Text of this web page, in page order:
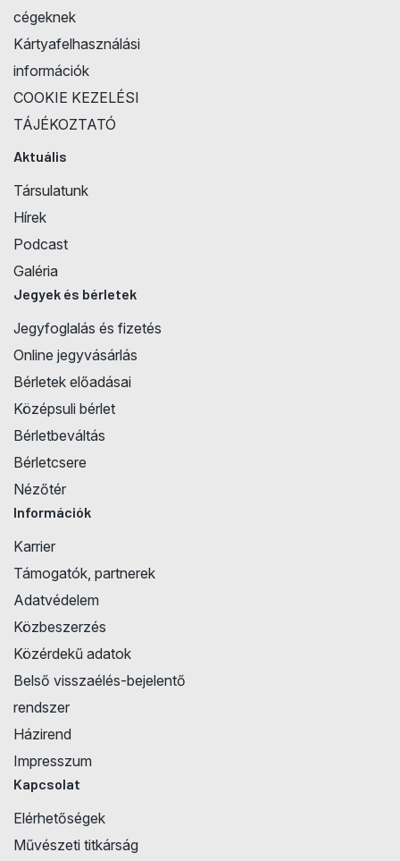
cégeknek
Kártyafelhasználási
információk
COOKIE KEZELÉSI
TÁJÉKOZTATÓ
Aktuális
Társulatunk
Hírek
Podcast
Galéria
Jegyek és bérletek
Jegyfoglalás és fizetés
Online jegyvásárlás
Bérletek előadásai
Középsuli bérlet
Bérletbeváltás
Bérletcsere
Nézőtér
Információk
Karrier
Támogatók, partnerek
Adatvédelem
Közbeszerzés
Közérdekű adatok
Belső visszaélés-bejelentő
rendszer
Házirend
Impresszum
Kapcsolat
Elérhetőségek
Művészeti titkárság